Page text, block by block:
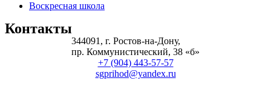
Воскресная школа
Контакты
344091, г. Ростов-на-Дону,
пр. Коммунистический, 38 «б»
+7 (904) 443-57-57
sgprihod@yandex.ru